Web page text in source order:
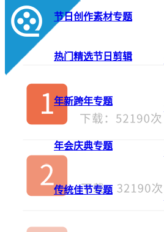
节日创作素材专题
热门精选节日剪辑
年新跨年专题
年会庆典专题
传统佳节专题